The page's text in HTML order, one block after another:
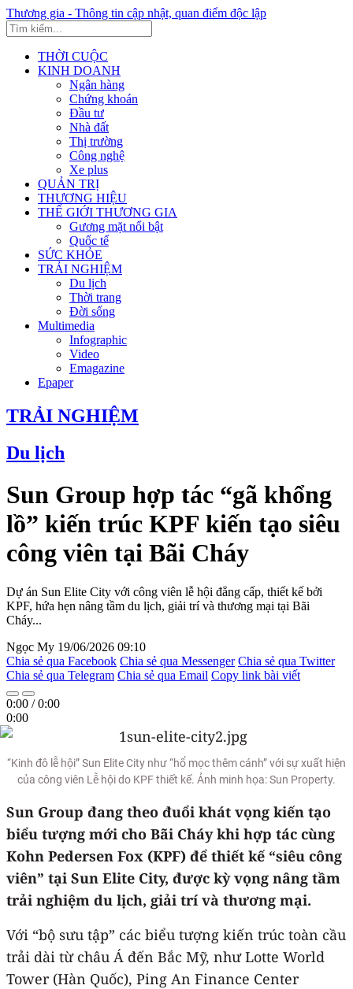
Thương gia - Thông tin cập nhật, quan điểm độc lập
THỜI CUỘC
KINH DOANH
Ngân hàng
Chứng khoán
Đầu tư
Nhà đất
Thị trường
Công nghệ
Xe plus
QUẢN TRỊ
THƯƠNG HIỆU
THẾ GIỚI THƯƠNG GIA
Gương mặt nổi bật
Quốc tế
SỨC KHỎE
TRẢI NGHIỆM
Du lịch
Thời trang
Đời sống
Multimedia
Infographic
Video
Emagazine
Epaper
TRẢI NGHIỆM
Du lịch
Sun Group hợp tác “gã khổng
lồ” kiến trúc KPF kiến tạo siêu
công viên tại Bãi Cháy
Dự án Sun Elite City với công viên lễ hội đẳng cấp, thiết kế bởi
KPF, hứa hẹn nâng tầm du lịch, giải trí và thương mại tại Bãi
Cháy...
Ngọc My 19/06/2026 09:10
Chia sẻ qua Facebook Chia sẻ qua Messenger Chia sẻ qua Twitter
Chia sẻ qua Telegram Chia sẻ qua Email Copy link bài viết
0:00 /0:00
0:00
“Kinh đô lễ hội” Sun Elite City như “hổ mọc thêm cánh” với sự xuất hiện
của công viên Lễ hội do KPF thiết kế. Ảnh minh họa: Sun Property.
Sun Group đang theo đuổi khát vọng kiến tạo
biểu tượng mới cho Bãi Cháy khi hợp tác cùng
Kohn Pedersen Fox (KPF) để thiết kế “siêu công
viên” tại Sun Elite City, được kỳ vọng nâng tầm
trải nghiệm du lịch, giải trí và thương mại.
Với “bộ sưu tập” các biểu tượng kiến trúc toàn cầu
trải dài từ châu Á đến Bắc Mỹ, như Lotte World
Tower (Hàn Quốc), Ping An Finance Center